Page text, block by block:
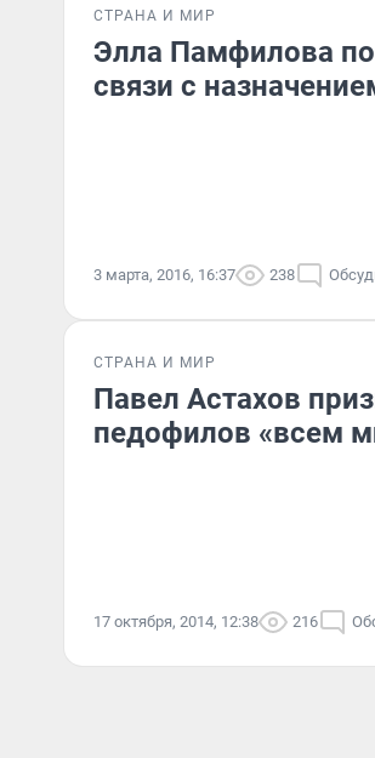
СТРАНА И МИР
Элла Памфилова
связи с
3 марта, 2016, 16:37 238
СТРАНА И МИР
Павел Астахов
педофилов «всем
17 октября, 2014, 12:38 216